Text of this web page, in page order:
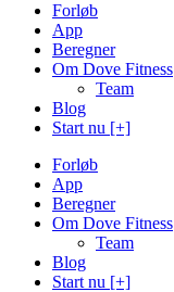
Forløb
App
Beregner
Om Dove Fitness
Team
Blog
Start nu [+]
Forløb
App
Beregner
Om Dove Fitness
Team
Blog
Start nu [+]